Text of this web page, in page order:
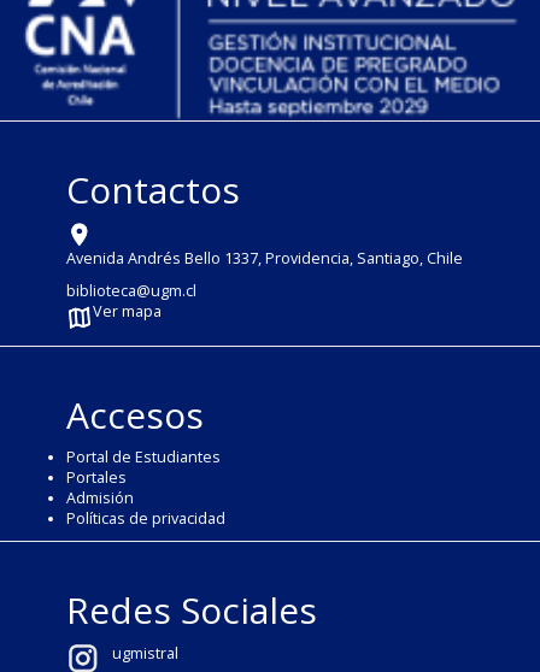
Contactos
Avenida Andrés Bello 1337, Providencia, Santiago, Chile
biblioteca@ugm.cl
Ver mapa
Accesos
Portal de Estudiantes
Portales
Admisión
Políticas de privacidad
Redes Sociales
ugmistral